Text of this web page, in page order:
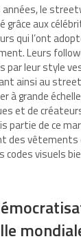
le
grâce aux
qui l’ont
Leurs
par leur style
ainsi au
à grande
et de
partie de ce
des vêtements
codes visuels